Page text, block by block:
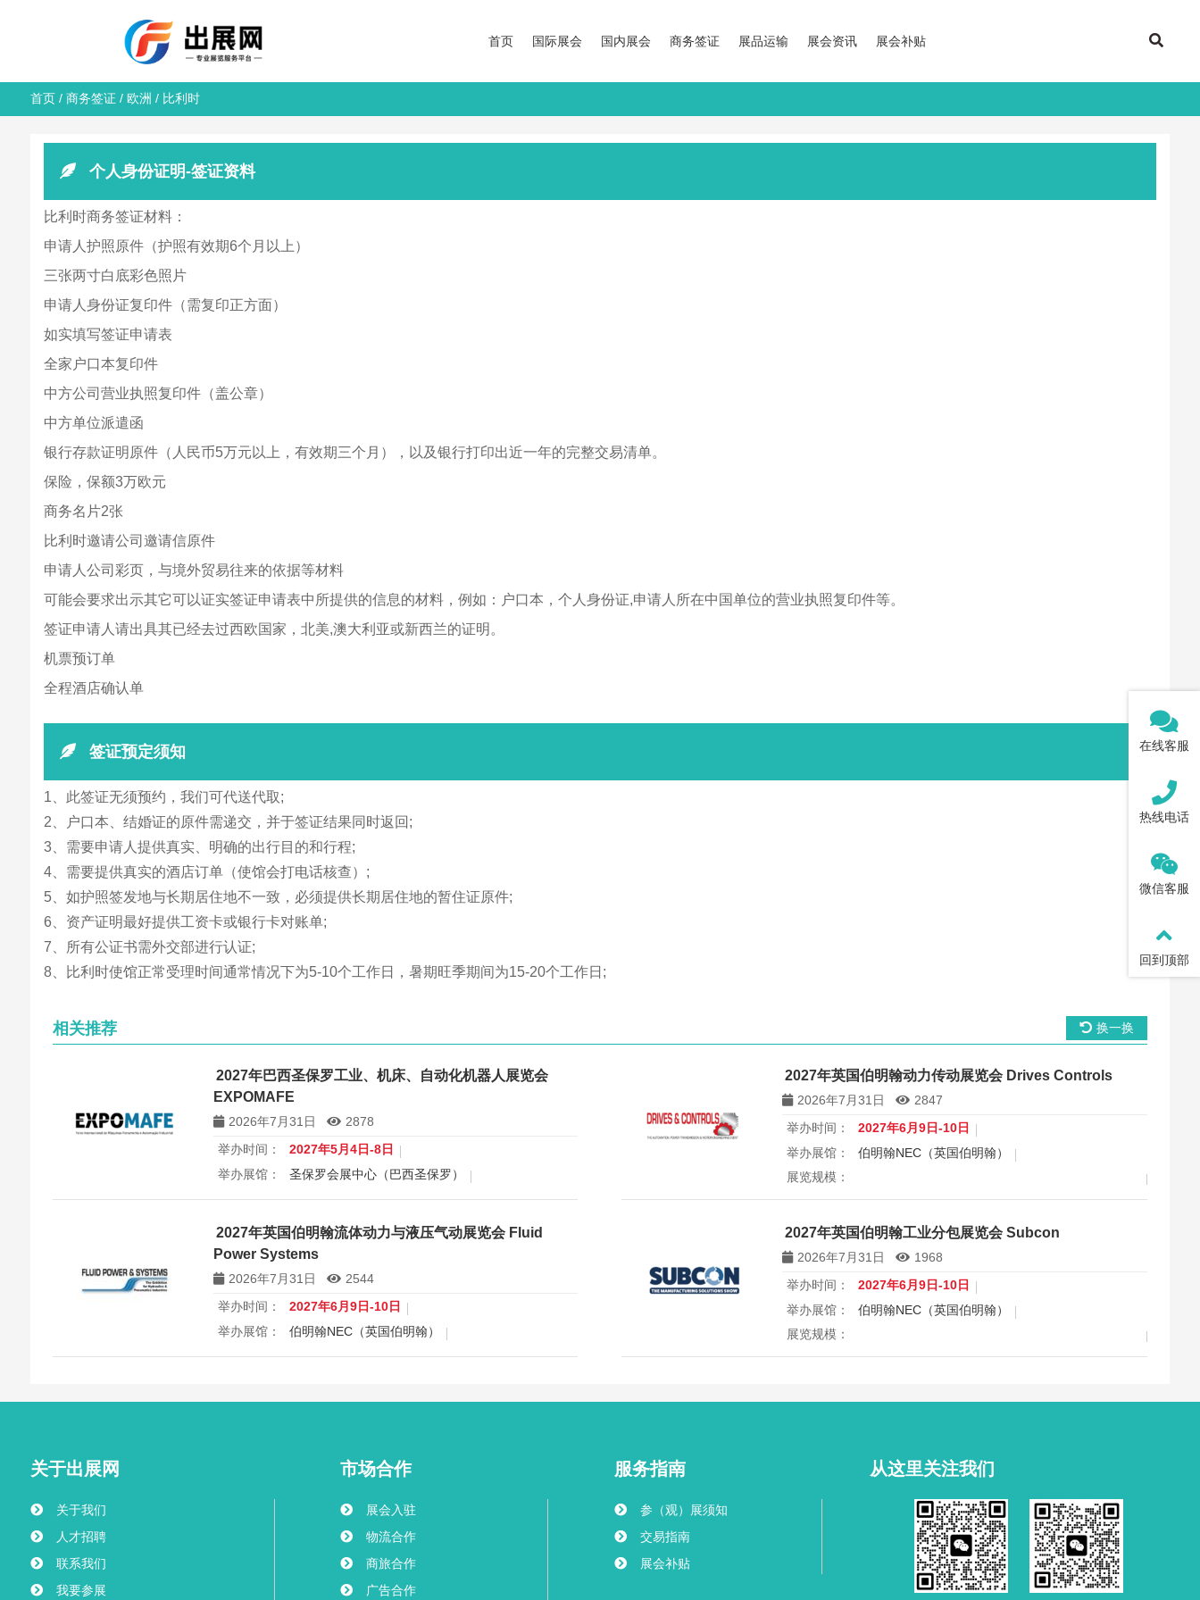
首页 国际展会 国内展会 商务签证 展品运输 展会资讯 展会补贴
首页/ 商务签证 / 欧洲 / 比利时
个人身份证明-签证资料
比利时商务签证材料：
申请人护照原件（护照有效期6个月以上）
三张两寸白底彩色照片
申请人身份证复印件（需复印正方面）
如实填写签证申请表
全家户口本复印件
中方公司营业执照复印件（盖公章）
中方单位派遣函
银行存款证明原件（人民币5万元以上，有效期三个月），以及银行打印出近一年的完整交易清单。
保险，保额3万欧元
商务名片2张
比利时邀请公司邀请信原件
申请人公司彩页，与境外贸易往来的依据等材料
可能会要求出示其它可以证实签证申请表中所提供的信息的材料，例如：户口本，个人身份证,申请人所在中国单位的营业执照复印件等。
签证申请人请出具其已经去过西欧国家，北美,澳大利亚或新西兰的证明。
机票预订单
全程酒店确认单
签证预定须知
1、此签证无须预约，我们可代送代取;
2、户口本、结婚证的原件需递交，并于签证结果同时返回;
3、需要申请人提供真实、明确的出行目的和行程;
4、需要提供真实的酒店订单（使馆会打电话核查）;
5、如护照签发地与长期居住地不一致，必须提供长期居住地的暂住证原件;
6、资产证明最好提供工资卡或银行卡对账单;
7、所有公证书需外交部进行认证;
8、比利时使馆正常受理时间通常情况下为5-10个工作日，暑期旺季期间为15-20个工作日;
相关推荐 换一换
2027年巴西圣保罗工业、机床、自动化机器人展览会
EXPOMAFE
2026年7月31日
2878
举办时间：
2027年5月4日-8日
举办展馆：
圣保罗会展中心（巴西圣保罗）
展览规模：
所属行业：
工业自动化
造展，由巴西机械协会与英富曼主办，覆盖机床、机器人、自动
化与增材制造全产业链，专业观众超六万，是中国机床自动化企
业进入巴西及南美市场、展示技术实力、建立区域合作网络的关
键战略平台。
2027年英国伯明翰动力传动展览会 Drives Controls
2026年7月31日
2847
举办时间：
2027年6月9日-10日
举办展馆：
伯明翰NEC（英国伯明翰）
展览规模：
领先展，覆盖电机伺服、变频器、轴承、液压气动与自动化控制
全产业链，与流体动力展同期联动，是传动部件企业进入英国及
欧洲市场、对接制造业买家、展示智能节能方案的专业高地。
2027年英国伯明翰流体动力与液压气动展览会 Fluid
Power Systems
2026年7月31日
2544
举办时间：
2027年6月9日-10日
举办展馆：
伯明翰NEC（英国伯明翰）
展览规模：
英国流体动力协会支持，覆盖泵阀、气缸、密封与控制系统全产
业链，是液压气动企业进入英欧市场、对接工程机械与自动化买
家的首选平台。
2027年英国伯明翰工业分包展览会 Subcon
2026年7月31日
1968
举办时间：
2027年6月9日-10日
举办展馆：
伯明翰NEC（英国伯明翰）
展览规模：
Subcon是2027年6月英国伯明翰工业分包与合同制造旗舰展，汇
优质供应商、分包企业触达欧洲决策层、拓展国际业务与品牌影
响力的核心商贸平台。
关于出展网
关于我们
人才招聘
联系我们
我要参展
市场合作
展会入驻
物流合作
商旅合作
广告合作
服务指南
参（观）展须知
交易指南
展会补贴
从这里关注我们
在线客服
热线电话
微信客服
回到顶部